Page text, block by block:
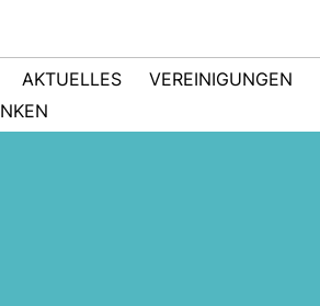
AKTUELLES VEREINIGUNGEN